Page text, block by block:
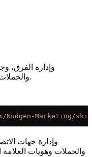
والحملات، وهويات العلامة التجارية، وتتبع الإحالات.
Nudgen-Marketing/
والحملات وهويات العلامة